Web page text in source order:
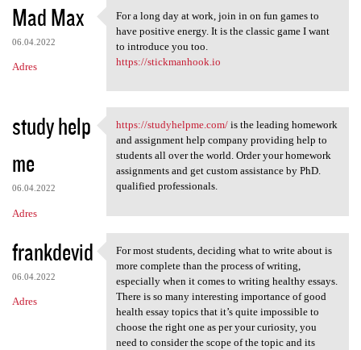
Mad Max
06.04.2022
Adres
For a long day at work, join
For a long day at work, join in on fun games to
have positive energy. It is the classic game I want
to introduce you too.
https://stickmanhook.io
study help
me
06.04.2022
Adres
https://studyhelpme.com/ is
https://studyhelpme.com/is the leading homework
and assignment help company providing help to
students all over the world. Order your homework
assignments and get custom assistance by PhD.
qualified professionals.
frankdevid
06.04.2022
Adres
For most students, deciding
For most students, deciding what to write about is
more complete than the process of writing,
especially when it comes to writing healthy essays.
There is so many interesting importance of good
health essay topics that it’s quite impossible to
choose the right one as per your curiosity, you
need to consider the scope of the topic and its